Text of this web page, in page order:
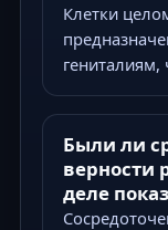
Клетки
гениталиям,
Были ли
верности
деле